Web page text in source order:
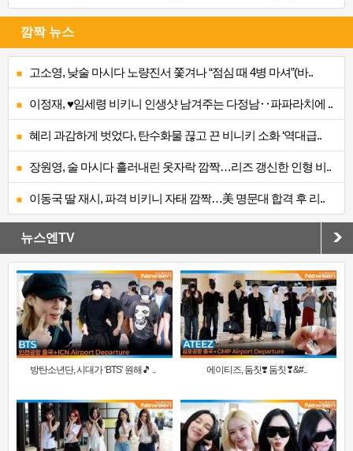
깜짝 뉴스
고소영, 낮술 마시다 노량진서 쫓겨나 “점심 때 4병 마셔”(바..
이정재, ♥임세령 비키니 인생샷 남겨주는 다정남‥파파라치에 ..
혜리 과감하게 벗었다, 탄수화물 끊고 끈 비니키 소화 ‘역대급..
장원영, 술 마시다 흘러내린 옷자락 깜짝…리즈 갱신한 인형 비..
이동국 딸 재시, 파격 비키니 자태 깜짝…美 명문대 합격 후 리..
뉴스엔TV
방탄소년단, 시대가 ‘BTS’ 원해🎵 .. 에이티즈, 둠칫❣️ 둠칫❣&#..